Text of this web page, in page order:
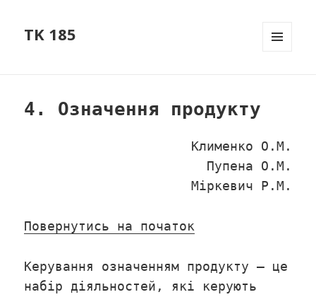
TK 185
4. Означення продукту
Клименко О.М.
Пупена О.М.
Міркевич Р.М.
Повернутись на початок
Керування означенням продукту – це
набір діяльностей, які керують